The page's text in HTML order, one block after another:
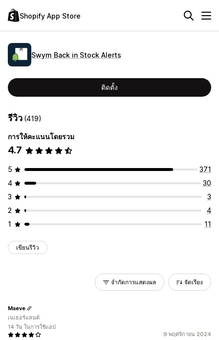
Shopify App Store
Swym Back in Stock Alerts
ติดตั้ง
รีวิว (419)
การให้คะแนนโดยรวม
4.7
5
371
4
30
3
3
2
4
1
11
เขียนรีวิว
จำกัดการแสดงผล จัดเรียง
9 พฤศจิกายน 2024
Maeve
เนเธอร์แลนด์
14 วัน ในการใช้แอป